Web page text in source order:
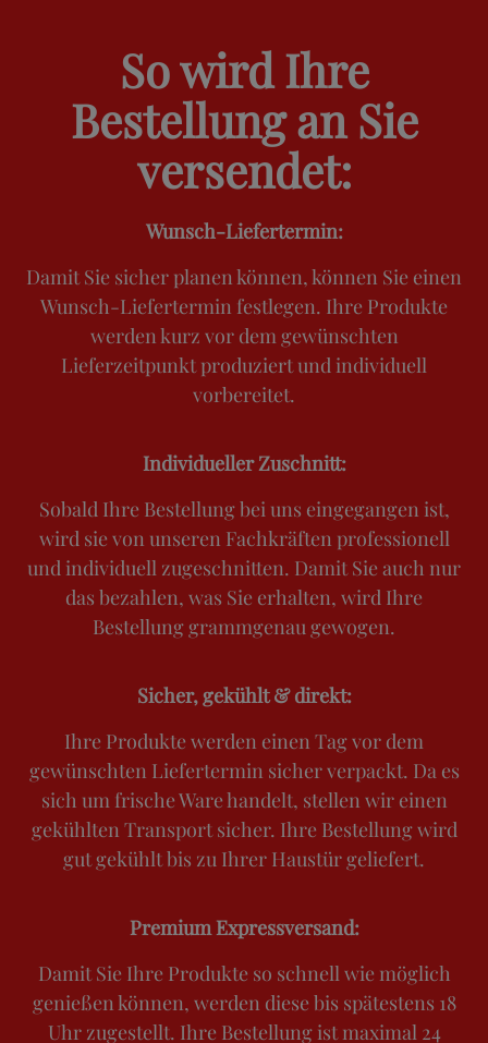
So wird Ihre
Bestellung an Sie
versendet:
Wunsch-Liefertermin:
Damit Sie sicher planen können, können Sie einen
Wunsch-Liefertermin festlegen. Ihre Produkte
werden kurz vor dem gewünschten
Lieferzeitpunkt produziert und individuell
vorbereitet.
Individueller Zuschnitt:
Sobald Ihre Bestellung bei uns eingegangen ist,
wird sie von unseren Fachkräften professionell
und individuell zugeschnitten. Damit Sie auch nur
das bezahlen, was Sie erhalten, wird Ihre
Bestellung grammgenau gewogen.
Sicher, gekühlt & direkt:
Ihre Produkte werden einen Tag vor dem
gewünschten Liefertermin sicher verpackt. Da es
sich um frische Ware handelt, stellen wir einen
gekühlten Transport sicher. Ihre Bestellung wird
gut gekühlt bis zu Ihrer Haustür geliefert.
Premium Expressversand:
Damit Sie Ihre Produkte so schnell wie möglich
genießen können, werden diese bis spätestens 18
Uhr zugestellt. Ihre Bestellung ist maximal 24